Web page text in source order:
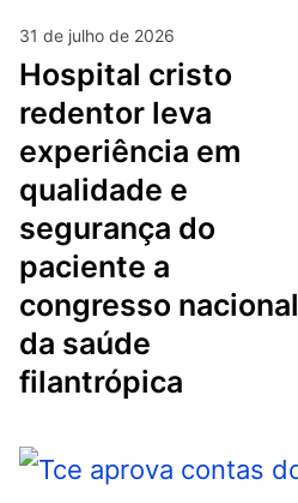
31 de julho de 2026
hospital cristo
redentor leva
experiência em
qualidade e
segurança do
paciente a
congresso nacional
da saúde
filantrópica